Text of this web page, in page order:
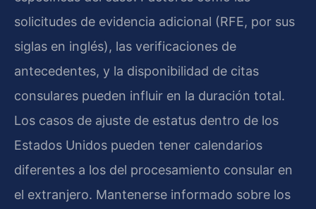
solicitudes de evidencia adicional (RFE, por sus
siglas en inglés), las verificaciones de
antecedentes, y la disponibilidad de citas
consulares pueden influir en la duración total.
Los casos de ajuste de estatus dentro de los
Estados Unidos pueden tener calendarios
diferentes a los del procesamiento consular en
el extranjero. Mantenerse informado sobre los